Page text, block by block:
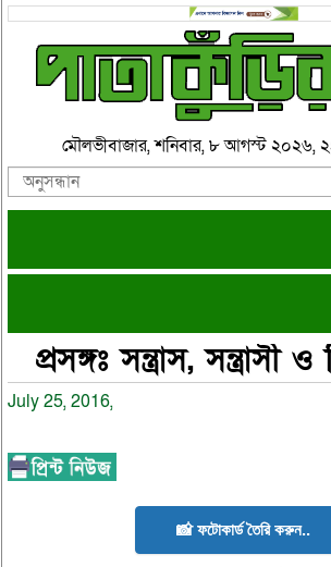
মৌলভীবাজার, শনিবার, ৮ আগস্ট ২০২৬,
প্রসঙ্গঃ সন্ত্রাস, সন্ত্রাসী
July 25, 2016,
📸 ফটোকার্ড তৈরি করুন..